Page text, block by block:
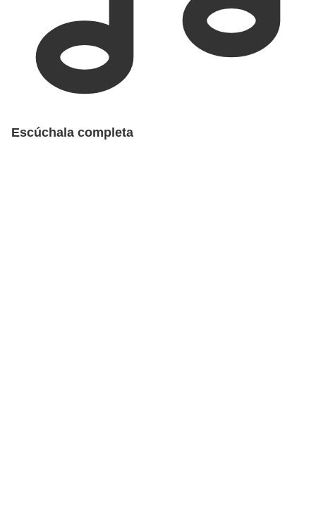
Escúchala completa